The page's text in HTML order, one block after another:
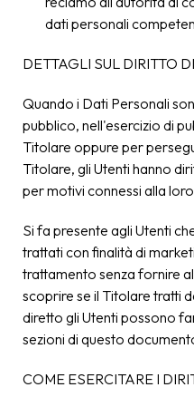
dati personali
DETTAGLI SUL DIRITTO
Quando i Dati Personali
pubblico, nell'esercizio di
Titolare oppure per
Titolare, gli Utenti hanno
per motivi connessi alla
Si fa presente agli Utenti
trattati con finalità di
trattamento senza fornire
scoprire se il Titolare tratti
diretto gli Utenti possono
sezioni di questo
COME ESERCITARE I